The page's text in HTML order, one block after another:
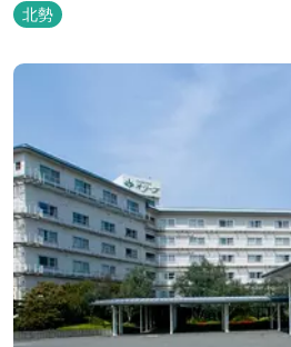
喫いただけます。
北勢